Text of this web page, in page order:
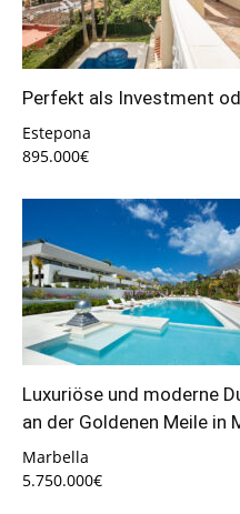
Perfekt als Investment
Estepona
895.000€
Luxuriöse und moderne
an der Goldenen Meile in
Marbella
5.750.000€